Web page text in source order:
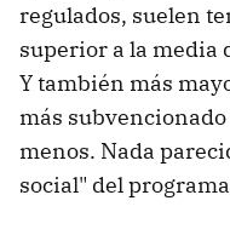
regulados, suelen
superior a la media
Y también más
más
menos. Nada
social" del